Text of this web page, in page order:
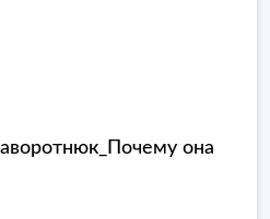
она